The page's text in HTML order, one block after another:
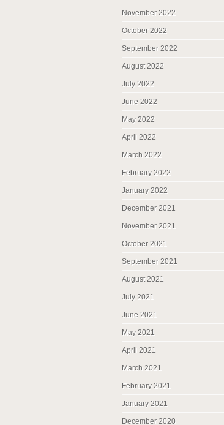
November 2022
October 2022
September 2022
August 2022
July 2022
June 2022
May 2022
April 2022
March 2022
February 2022
January 2022
December 2021
November 2021
October 2021
September 2021
August 2021
July 2021
June 2021
May 2021
April 2021
March 2021
February 2021
January 2021
December 2020